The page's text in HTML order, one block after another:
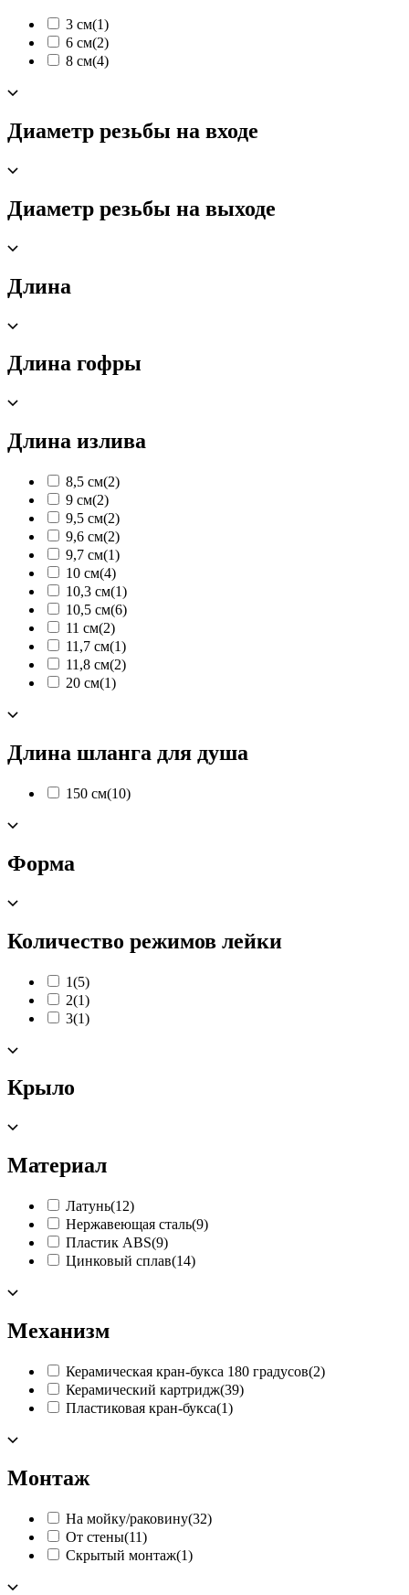
3 см(1)
6 см(2)
8 см(4)
Диаметр резьбы на входе
Диаметр резьбы на выходе
Длина
Длина гофры
Длина излива
8,5 см(2)
9 см(2)
9,5 см(2)
9,6 см(2)
9,7 см(1)
10 см(4)
10,3 см(1)
10,5 см(6)
11 см(2)
11,7 см(1)
11,8 см(2)
20 см(1)
Длина шланга для душа
150 см(10)
Форма
Количество режимов лейки
1(5)
2(1)
3(1)
Крыло
Материал
Латунь(12)
Нержавеющая сталь(9)
Пластик ABS(9)
Цинковый сплав(14)
Механизм
Керамическая кран-букса 180 градусов(2)
Керамический картридж(39)
Пластиковая кран-букса(1)
Монтаж
На мойку/раковину(32)
От стены(11)
Скрытый монтаж(1)